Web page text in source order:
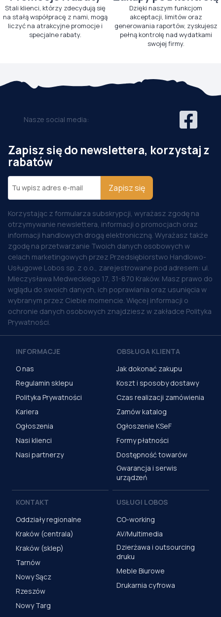
Stali klienci, którzy zdecydują się
na stałą współpracę z nami, mogą
liczyć na atrakcyjne promocje i
specjalne rabaty.
Dzięki naszym funkcjom
akceptacji, limitów oraz
generowania raportów, zyskujesz
pełną kontrolę nad wydatkami
swojej firmy.
Nasze social media:
Zapisz się do newslettera, korzystaj z
rabatów
Zapisz się
Korzystając z formularza subskrypcji, wyrażasz zgodę na
otrzymywanie newslettera, informacji o promocjach oraz
informacji handlowych drogą elektroniczną. Wyrażasz także
zgodę na przetwarzanie Twoich danych osobowych w
celach marketingowych przez Przedsiębiorstwo Handlowo-
Usługowe Lobos sp. z o.o., zarejestrowane pod adresem: ul.
Mieczysława Medweckiego 17, 31-870 Kraków. Masz prawo do
wglądu do swoich danych, ich poprawiania oraz usunięcia w
wybranym przez Ciebie momencie. Więcej informacji o
ochronie danych osobowych znajdziesz w zakładce Polityka
Prywatności.
INFORMACJE
O nas
Regulamin sklepu
Polityka Prywatności
Kariera
Ogłoszenia
Nasi klienci
Nasi partnerzy
OBSŁUGA KLIENTA
Jak dokonać zakupu
Koszt i sposoby dostawy
Czas realizacji zamówienia
Zamów katalog
Ogłoszenie KSeF
Formy płatności
Dostępność towarów
Gwarancja i serwis
urządzeń
KONTAKT
Oddziały regionalne
Kraków (centrala)
Kraków (sklep)
Tarnów
Nowy Sącz
Rzeszów
Nowy Targ
USŁUGI LOBOS
CO-working
AV/Multimedia
Dzierżawa i outsourcing
druku
Meble Biurowe
Drukarnia cyfrowa